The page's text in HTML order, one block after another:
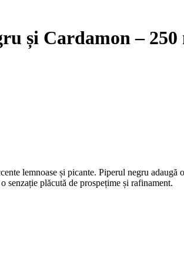
și Cardamon – 250
lemnoase și picante. Piperul negru
senzație plăcută de prospețime și rafinament.